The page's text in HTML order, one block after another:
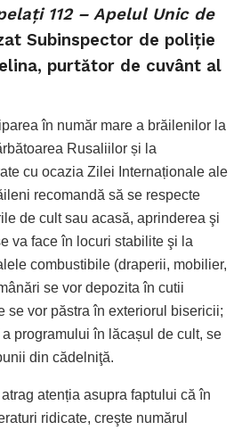
112 – Apelul Unic de
Subinspector de poliţie
purtător de cuvânt al
în număr mare a brăilenilor la
Rusaliilor și la
cu ocazia Zilei Internaționale ale
recomandă să se respecte
de cult sau acasă, aprinderea şi
va face în locuri stabilite şi la
combustibile (draperii, mobilier,
se vor depozita în cutii
se vor păstra în exteriorul bisericii;
programului în lăcașul de cult, se
din cădelniţă.
atenția asupra faptului că în
ridicate, creşte numărul